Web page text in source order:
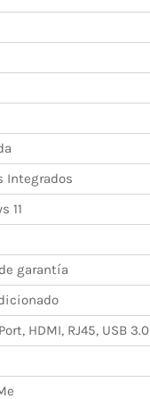
Integrados
11
garantía
HDMI, RJ45, USB 3.0